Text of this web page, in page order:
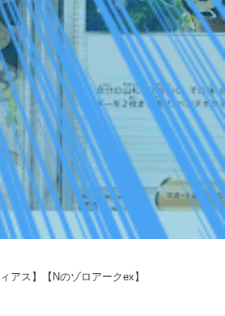
アス】【Nのゾロアークex】